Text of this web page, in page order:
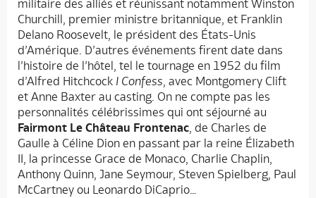
militaire des alliés et réunissant notamment Winston
Churchill, premier ministre britannique, et Franklin
Delano Roosevelt, le président des États-Unis
d’Amérique. D’autres événements firent date dans
l’histoire de l’hôtel, tel le tournage en 1952 du film
d’Alfred Hitchcock I Confess, avec Montgomery Clift
et Anne Baxter au casting. On ne compte pas les
personnalités célébrissimes qui ont séjourné au
Fairmont Le Château Frontenac, de Charles de
Gaulle à Céline Dion en passant par la reine Élizabeth
II, la princesse Grace de Monaco, Charlie Chaplin,
Anthony Quinn, Jane Seymour, Steven Spielberg, Paul
McCartney ou Leonardo DiCaprio…